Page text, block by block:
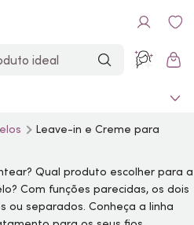
Leave-in e Creme para